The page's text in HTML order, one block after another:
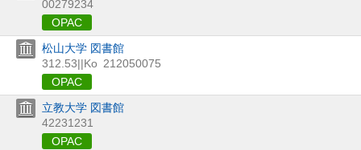
00279234
OPAC
松山大学 図書館
312.53||Ko 212050075
OPAC
立教大学 図書館
42231231
OPAC